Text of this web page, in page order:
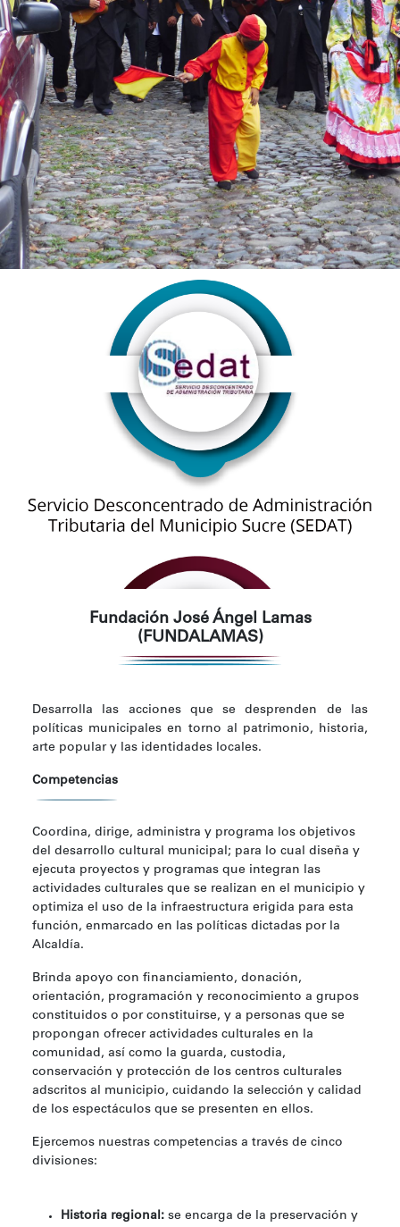
Fundación José Ángel Lamas
(FUNDALAMAS)
Desarrolla las acciones que se desprenden de las
políticas municipales en torno al patrimonio, historia,
arte popular y las identidades locales.
Competencias
Coordina, dirige, administra y programa los objetivos
del desarrollo cultural municipal; para lo cual diseña y
ejecuta proyectos y programas que integran las
actividades culturales que se realizan en el municipio y
optimiza el uso de la infraestructura erigida para esta
función, enmarcado en las políticas dictadas por la
Alcaldía.
Brinda apoyo con financiamiento, donación,
orientación, programación y reconocimiento a grupos
constituidos o por constituirse, y a personas que se
propongan ofrecer actividades culturales en la
comunidad, así como la guarda, custodia,
conservación y protección de los centros culturales
adscritos al municipio, cuidando la selección y calidad
de los espectáculos que se presenten en ellos.
Ejercemos nuestras competencias a través de cinco
divisiones:
Historia regional: se encarga de la preservación y